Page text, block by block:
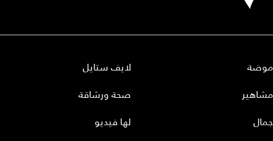
موضة
مشاهير
جمال
لايف ستايل
صحة ورشاقة
لها فيديو